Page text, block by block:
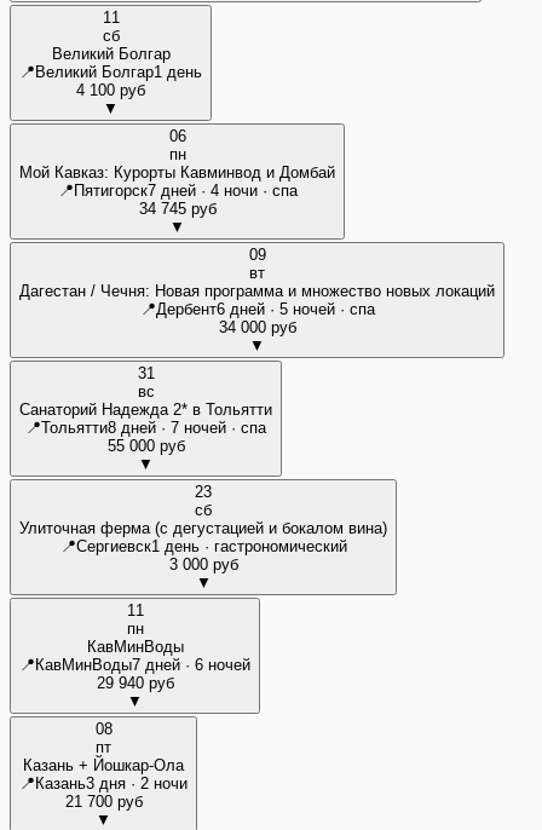
11
сб
Великий Болгар
📍Великий Болгар1 день
4 100 руб
▼
06
пн
Мой Кавказ: Курорты Кавминвод и Домбай
📍Пятигорск7 дней · 4 ночи · спа
34 745 руб
▼
09
вт
Дагестан / Чечня: Новая программа и множество новых локаций
📍Дербент6 дней · 5 ночей · спа
34 000 руб
▼
31
вс
Санаторий Надежда 2* в Тольятти
📍Тольятти8 дней · 7 ночей · спа
55 000 руб
▼
23
сб
Улиточная ферма (с дегустацией и бокалом вина)
📍Сергиевск1 день · гастрономический
3 000 руб
▼
11
пн
КавМинВоды
📍КавМинВоды7 дней · 6 ночей
29 940 руб
▼
08
пт
Казань + Йошкар-Ола
📍Казань3 дня · 2 ночи
21 700 руб
▼